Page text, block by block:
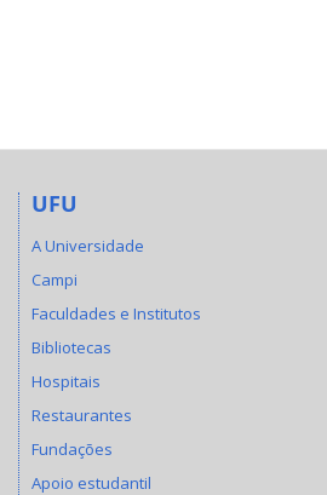
UFU
A Universidade
Campi
Faculdades e Institutos
Bibliotecas
Hospitais
Restaurantes
Fundações
Apoio estudantil